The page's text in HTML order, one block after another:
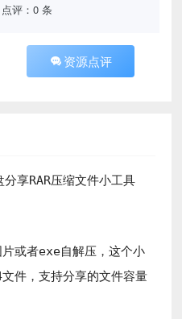
点评：0 条
资源点评
分享RAR压缩文件小工具
片或者exe自解压，这个小
件，支持分享的文件容量